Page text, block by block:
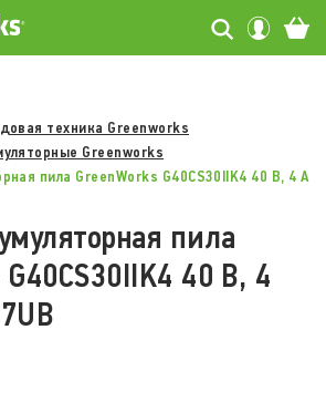
техника Greenworks
Greenworks
пила GreenWorks G40CS30IIK4 40 В, 4
пила
40 В, 4